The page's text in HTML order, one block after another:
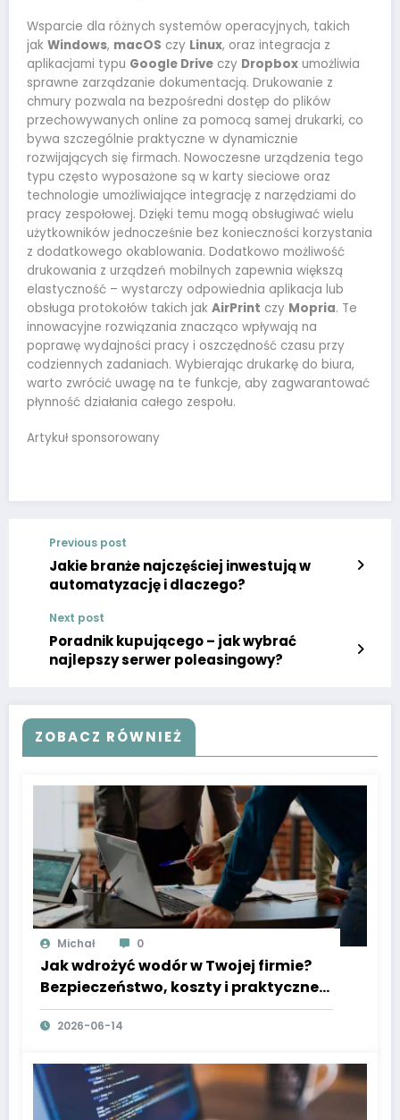
Wsparcie dla różnych systemów operacyjnych, takich
jak Windows, macOS czy Linux, oraz integracja z
aplikacjami typu Google Drive czy Dropbox umożliwia
sprawne zarządzanie dokumentacją. Drukowanie z
chmury pozwala na bezpośredni dostęp do plików
przechowywanych online za pomocą samej drukarki, co
bywa szczególnie praktyczne w dynamicznie
rozwijających się firmach. Nowoczesne urządzenia tego
typu często wyposażone są w karty sieciowe oraz
technologie umożliwiające integrację z narzędziami do
pracy zespołowej. Dzięki temu mogą obsługiwać wielu
użytkowników jednocześnie bez konieczności korzystania
z dodatkowego okablowania. Dodatkowo możliwość
drukowania z urządzeń mobilnych zapewnia większą
elastyczność – wystarczy odpowiednia aplikacja lub
obsługa protokołów takich jak AirPrint czy Mopria. Te
innowacyjne rozwiązania znacząco wpływają na
poprawę wydajności pracy i oszczędność czasu przy
codziennych zadaniach. Wybierając drukarkę do biura,
warto zwrócić uwagę na te funkcje, aby zagwarantować
płynność działania całego zespołu.
Artykuł sponsorowany
Previous post
Jakie branże najczęściej inwestują w
automatyzację i dlaczego?
Next post
Poradnik kupującego – jak wybrać
najlepszy serwer poleasingowy?
ZOBACZ RÓWNIEŻ
Michał 0
Jak wdrożyć wodór w Twojej firmie?
Bezpieczeństwo, koszty i praktyczne
porady
2026-06-14